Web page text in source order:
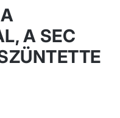
A SEC